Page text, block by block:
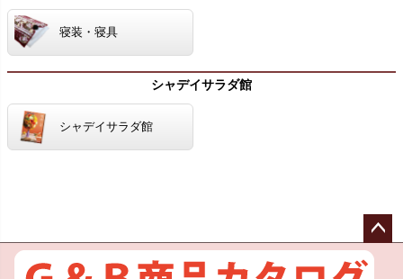
寝装・寝具
シャデイサラダ館
シャデイサラダ館
ペー
ジト